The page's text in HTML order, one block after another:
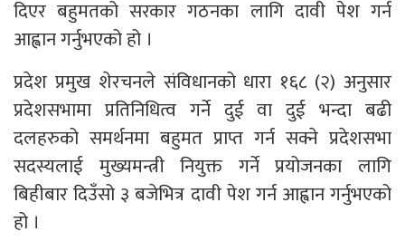
दिएर बहुमतको सरकार गठनका लागि दावी पेश गर्न
आह्वान गर्नुभएको हो ।
प्रदेश प्रमुख शेरचनले संविधानको धारा १६८ (२) अनुसार
प्रदेशसभामा प्रतिनिधित्व गर्ने दुई वा दुई भन्दा बढी
दलहरुको समर्थनमा बहुमत प्राप्त गर्न सक्ने प्रदेशसभा
सदस्यलाई मुख्यमन्त्री नियुक्त गर्ने प्रयोजनका लागि
बिहीबार दिउँसो ३ बजेभित्र दावी पेश गर्न आह्वान गर्नुभएको
हो ।